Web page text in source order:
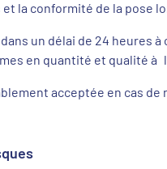
la conformité de la pose
un délai de 24 heures
en quantité et qualité à
acceptée en cas